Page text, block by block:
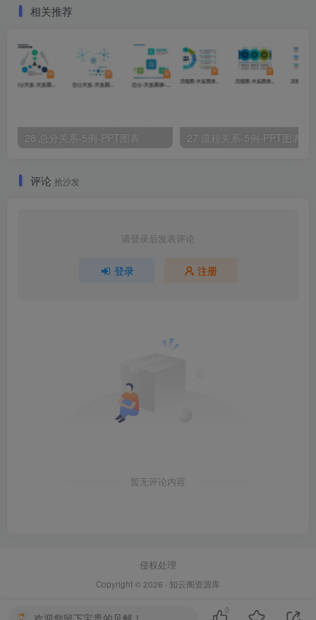
相关推荐
28 总分关系-5例-PPT图表 27 流程关系-5例-PPT图表
评论 抢沙发
请登录后发表评论
登录 注册
暂无评论内容
侵权处理
Copyright © 2026 · 知云阁资源库
0